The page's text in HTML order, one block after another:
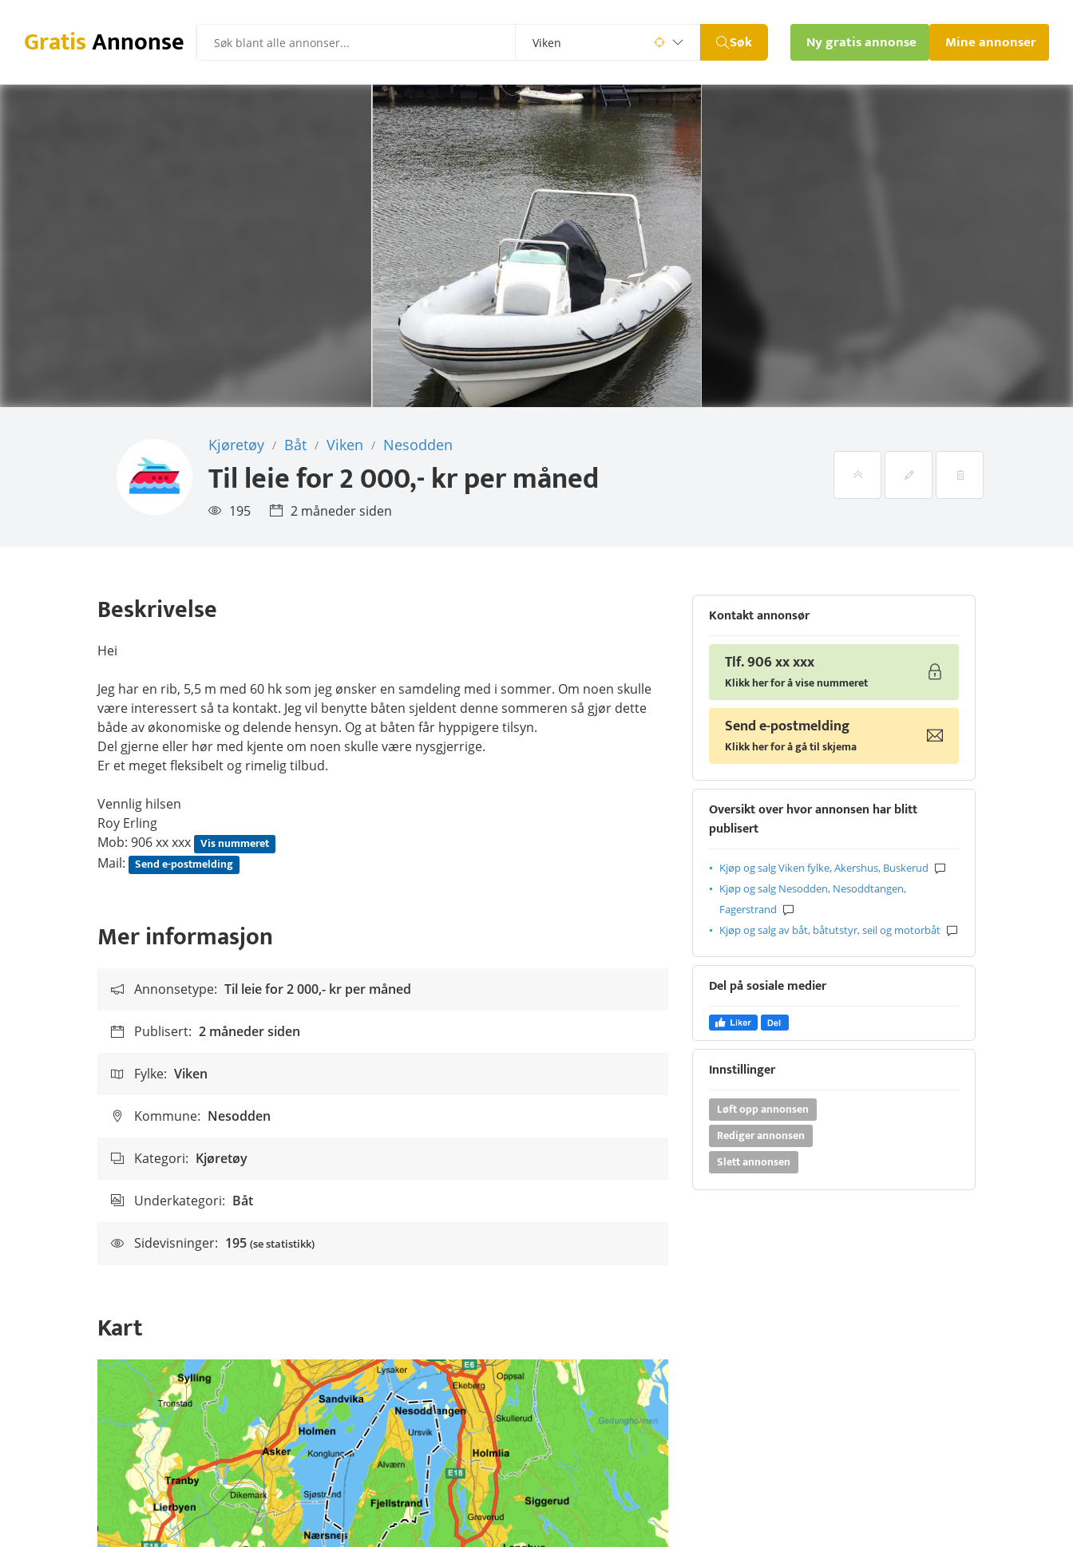
GratisAnnonse Søk Ny gratis annonse Mine annonser
Kjøretøy / Båt / Viken / Nesodden
Til leie for2 000,- krper måned
195 2 måneder siden
Beskrivelse
Hei
Jeg har en rib, 5,5 m med 60 hk som jeg ønsker en samdeling med i sommer. Om noen skulle
være interessert så ta kontakt. Jeg vil benytte båten sjeldent denne sommeren så gjør dette
både av økonomiske og delende hensyn. Og at båten får hyppigere tilsyn.
Del gjerne eller hør med kjente om noen skulle være nysgjerrige.
Er et meget fleksibelt og rimelig tilbud.
Vennlig hilsen
Roy Erling
Mob: 906 xx xxx Vis nummeret
Mail: Send e-postmelding
Mer informasjon
Annonsetype: Til leie for2 000,- kr per måned
Publisert: 2 måneder siden
Fylke: Viken
Kommune: Nesodden
Kategori: Kjøretøy
Underkategori: Båt
Sidevisninger: 195 (se statistikk)
Kart
Kontakt annonsør
Tlf. 906 xx xxx
Klikk her for å vise nummeret
Send e-postmelding
Klikk her for å gå til skjema
Oversikt over hvor annonsen har blitt
publisert
Kjøp og salg Viken fylke, Akershus, Buskerud
Kjøp og salg Nesodden, Nesoddtangen,
Fagerstrand
Kjøp og salg av båt, båtutstyr, seil og motorbåt
Del på sosiale medier
Innstillinger
Løft opp annonsen
Rediger annonsen
Slett annonsen